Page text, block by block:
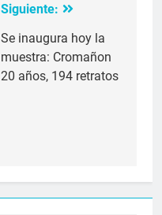
Siguiente:
Se inaugura hoy la
muestra: Cromañon
20 años, 194 retratos